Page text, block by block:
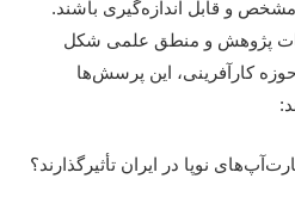
و قابل اندازه‌گیری باشند.
پژوهش و منطق علمی شکل
کارآفرینی، این پرسش‌ها
نوپا در ایران تأثیرگذارند؟